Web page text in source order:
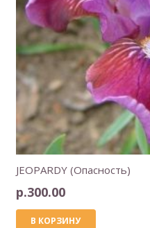
JEOPARDY (Опасность)
р.300.00
В КОРЗИНУ